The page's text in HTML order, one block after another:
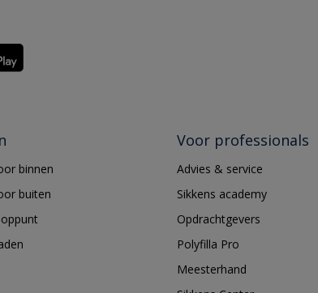
binnen
buiten
Voor professionals
Advies & service
Sikkens academy
Opdrachtgevers
Polyfilla Pro
Meesterhand